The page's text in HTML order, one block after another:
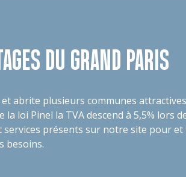
DU GRAND PARIS
abrite plusieurs communes
loi Pinel la TVA descend à 5,5% lors
présents sur notre site pour
besoins.